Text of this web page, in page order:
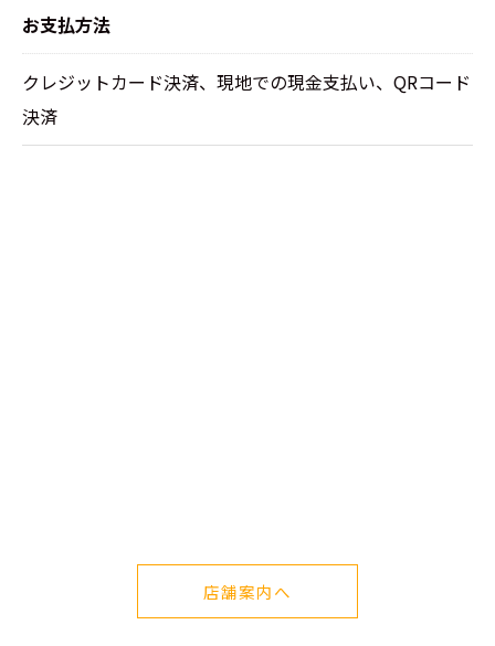
お支払方法
クレジットカード決済、現地での現金支払い、QRコード
決済
店舗案内へ